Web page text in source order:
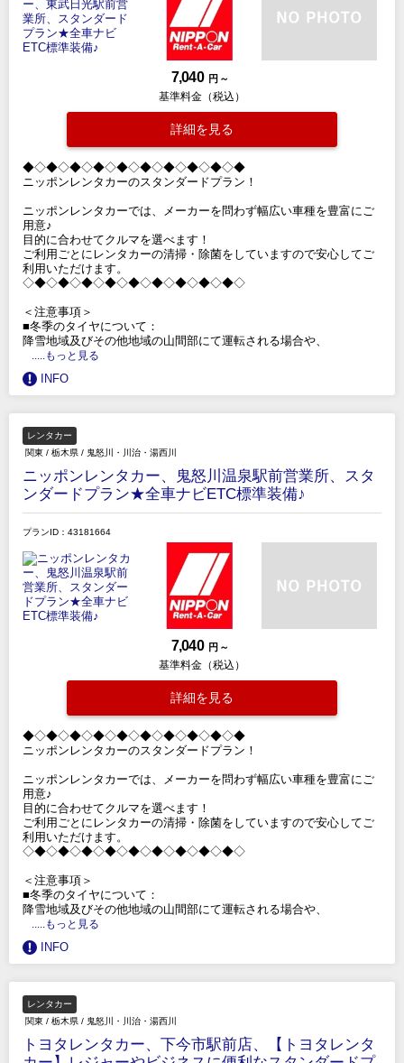
7,040 円 ～
基準料金（税込）
詳細を見る
◆◇◆◇◆◇◆◇◆◇◆◇◆◇◆◇◆◇◆
ニッポンレンタカーのスタンダードプラン！
ニッポンレンタカーでは、メーカーを問わず幅広い車種を豊富にご
用意♪
目的に合わせてクルマを選べます！
ご利用ごとにレンタカーの清掃・除菌をしていますので安心してご
利用いただけます。
◇◆◇◆◇◆◇◆◇◆◇◆◇◆◇◆◇◆◇
＜注意事項＞
■冬季のタイヤについて：
降雪地域及びその他地域の山間部にて運転される場合や、
.....もっと見る
INFO
レンタカー
関東 / 栃木県 / 鬼怒川・川治・湯西川
ニッポンレンタカー、鬼怒川温泉駅前営業所、スタ
ンダードプラン★全車ナビETC標準装備♪
プランID：43181664
7,040 円 ～
基準料金（税込）
詳細を見る
◆◇◆◇◆◇◆◇◆◇◆◇◆◇◆◇◆◇◆
ニッポンレンタカーのスタンダードプラン！
ニッポンレンタカーでは、メーカーを問わず幅広い車種を豊富にご
用意♪
目的に合わせてクルマを選べます！
ご利用ごとにレンタカーの清掃・除菌をしていますので安心してご
利用いただけます。
◇◆◇◆◇◆◇◆◇◆◇◆◇◆◇◆◇◆◇
＜注意事項＞
■冬季のタイヤについて：
降雪地域及びその他地域の山間部にて運転される場合や、
.....もっと見る
INFO
レンタカー
関東 / 栃木県 / 鬼怒川・川治・湯西川
トヨタレンタカー、下今市駅前店、【トヨタレンタ